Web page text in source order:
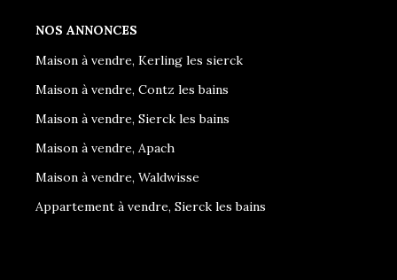
NOS ANNONCES
Maison à vendre, Kerling les sierck
Maison à vendre, Contz les bains
Maison à vendre, Sierck les bains
Maison à vendre, Apach
Maison à vendre, Waldwisse
Appartement à vendre, Sierck les bains